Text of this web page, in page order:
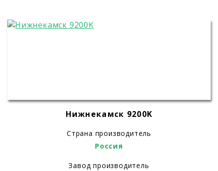
Нижнекамск 9200K
Страна производитель
Россия
Завод производитель